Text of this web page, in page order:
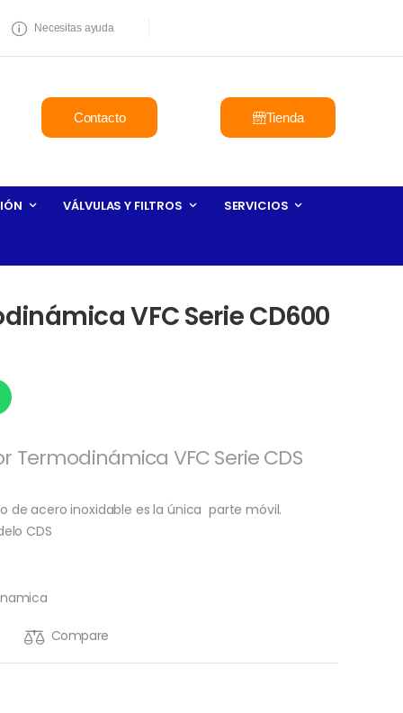
Necesitas ayuda
Contacto Tienda
VÁLVULAS Y FILTROS SERVICIOS
VFC Serie CD600
Termodinámica VFC Serie CDS
de acero inoxidable es la única parte móvil.
CDS
Compare